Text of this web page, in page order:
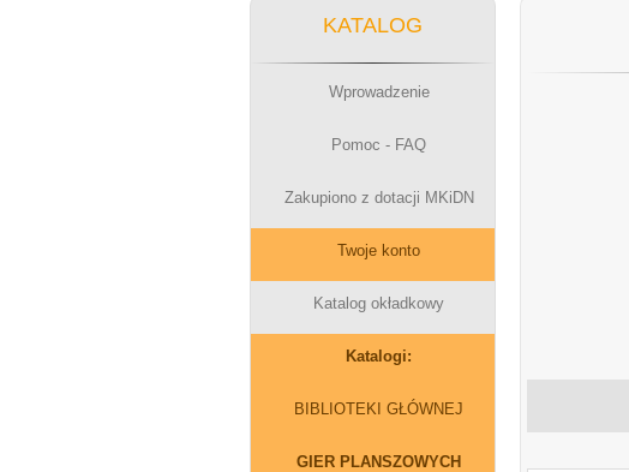
KATALOG
Wprowadzenie
Pomoc - FAQ
Zakupiono z dotacji MKiDN
Twoje konto
Katalog okładkowy
Katalogi:
BIBLIOTEKI GŁÓWNEJ
GIER PLANSZOWYCH